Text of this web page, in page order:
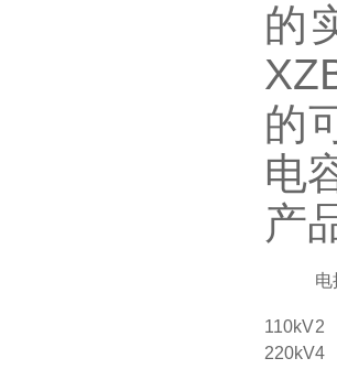
的
的
电
产
电
110kV2
220kV4